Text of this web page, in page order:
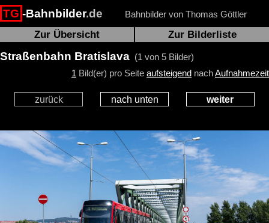
TG -Bahnbilder.de Bahnbilder von Thomas Göttler
Zur Übersicht Zur Bilderliste
Straßenbahn Bratislava (1 von 5 Bilder)
1 Bild(er) pro Seite aufsteigend nachAufnahmezeit
zurück nach unten weiter